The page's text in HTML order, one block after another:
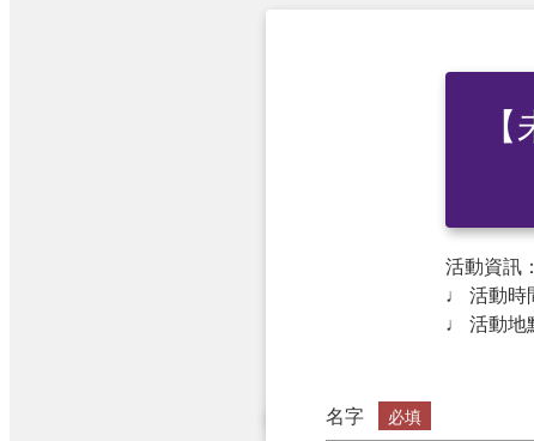
活動資訊：
♩ 活動時
♩ 活動地
名字 必填